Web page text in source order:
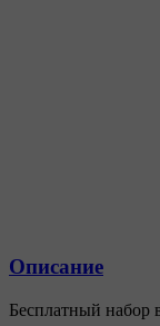
Описание
Бесплатный набор